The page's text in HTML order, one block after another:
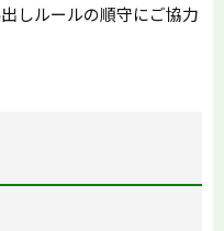
しルールの順守にご協力